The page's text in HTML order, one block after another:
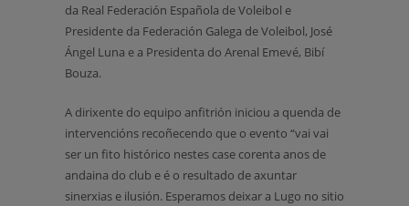
da Real Federación Española de Voleibol e
Presidente da Federación Galega de Voleibol, José
Ángel Luna e a Presidenta do Arenal Emevé, Bibí
Bouza.
A dirixente do equipo anfitrión iniciou a quenda de
intervencións recoñecendo que o evento “vai vai
ser un fito histórico nestes case corenta anos de
andaina do club e é o resultado de axuntar
sinerxias e ilusión. Esperamos deixar a Lugo no sitio